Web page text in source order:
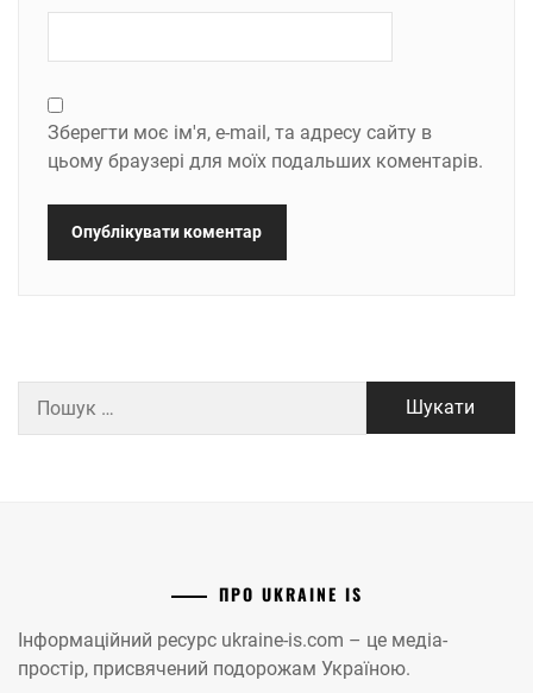
Зберегти моє ім'я, e-mail, та адресу сайту в
цьому браузері для моїх подальших коментарів.
ПРО UKRAINE IS
Інформаційний ресурс ukraine-is.com – це медіа-
простір, присвячений подорожам Україною.